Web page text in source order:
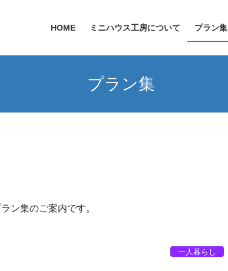
HOME ミニハウス工房について プラン集
プラン集
ン集のご案内です。
一人暮らし